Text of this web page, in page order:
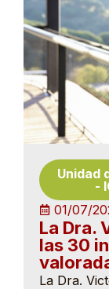
Unidad
-
01/07/
La Dra.
las 30
La Dra.